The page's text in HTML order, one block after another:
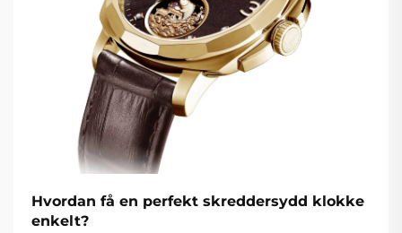
Hvordan få en perfekt skreddersydd klokke
enkelt?